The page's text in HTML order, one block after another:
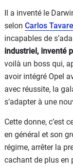
Il a inventé le
selon Carlos
incapables de
industriel, inventé
voilà un boss qui,
avoir intégré Opel
avec réussite, la
s’adapter à une
Cette donne, c’est
en général et son
régime, arrêter la
cachant de plus en